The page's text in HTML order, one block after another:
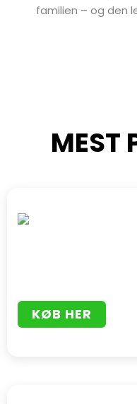
familien – og den
MEST
KØB HER